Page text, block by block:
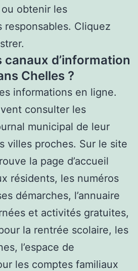
obtenir les
responsables. Cliquez
canaux d’information
Chelles ?
informations en ligne.
consulter les
municipal de leur
villes proches. Sur le site
la page d’accueil
résidents, les numéros
démarches, l’annuaire
et activités gratuites,
la rentrée scolaire, les
l’espace de
les comptes familiaux